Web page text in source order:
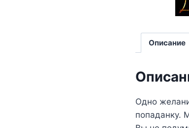
Описание
Одно
попаданку.